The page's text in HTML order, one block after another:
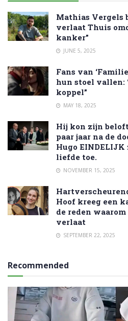
Mathias Vergels
verlaat Thuis
kanker”
JUNE 5, 2025
Fans van
hun stoel vallen:
koppel”
MAY 18, 2025
Hij kon zijn
paar jaar na de
Hugo
liefde toe.
NOVEMBER 15, 2025
Hoof kreeg een
de reden waarom
verlaat
SEPTEMBER 22, 2025
Recommended